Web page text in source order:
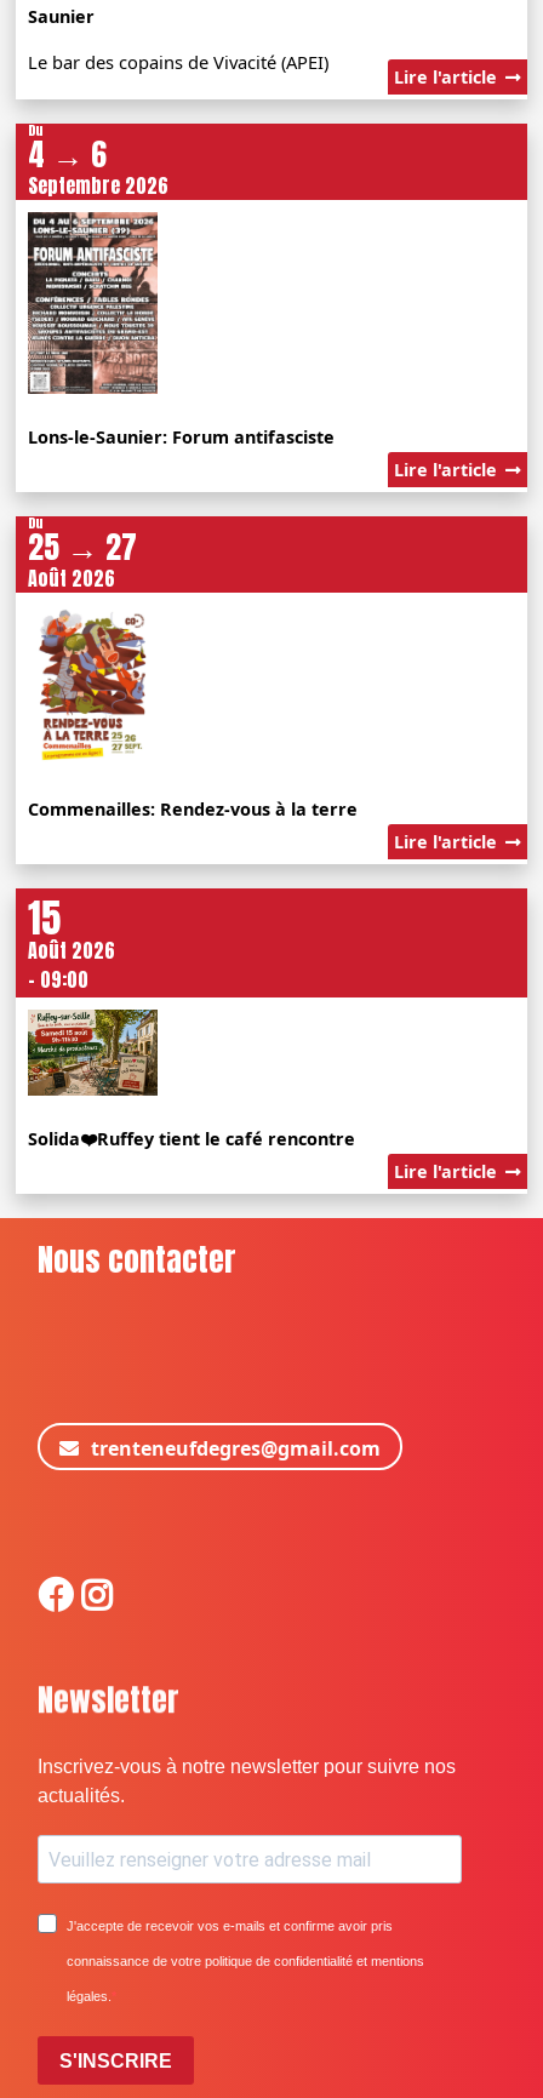
Saunier
Le bar des copains de Vivacité (APEI)
Lire l'article
Du
4 → 6
Septembre 2026
Lons-le-Saunier: Forum antifasciste
Lire l'article
Du
25 → 27
Août 2026
Commenailles: Rendez-vous à la terre
Lire l'article
15
Août 2026
- 09:00
Solida❤️Ruffey tient le café rencontre
Lire l'article
Nous contacter
trenteneufdegres@gmail.com
Newsletter
Inscrivez-vous à notre newsletter pour suivre nos
actualités.
J'accepte de recevoir vos e-mails et confirme avoir pris
connaissance de votre politique de confidentialité et mentions
légales.
S'INSCRIRE